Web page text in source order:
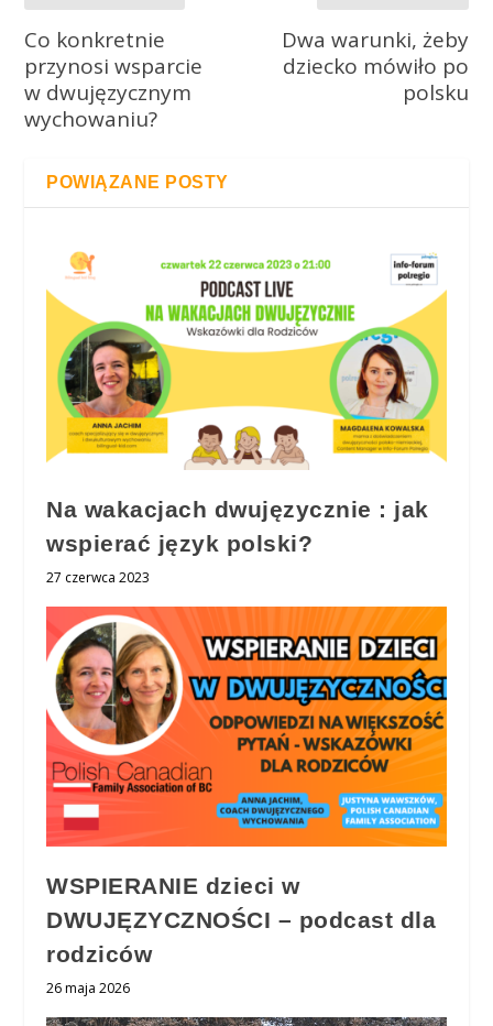
Co konkretnie
przynosi wsparcie
w dwujęzycznym
wychowaniu?
Dwa warunki, żeby
dziecko mówiło po
polsku
POWIĄZANE POSTY
Na wakacjach dwujęzycznie : jak
wspierać język polski?
27 czerwca 2023
WSPIERANIE dzieci w
DWUJĘZYCZNOŚCI – podcast dla
rodziców
26 maja 2026